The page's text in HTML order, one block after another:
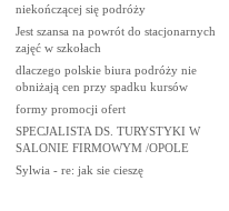
niekończącej się podróży
Jest szansa na powrót do stacjonarnych
zajęć w szkołach
dlaczego polskie biura podróży nie
obniżają cen przy spadku kursów
formy promocji ofert
SPECJALISTA DS. TURYSTYKI W
SALONIE FIRMOWYM /OPOLE
Sylwia - re: jak sie cieszę